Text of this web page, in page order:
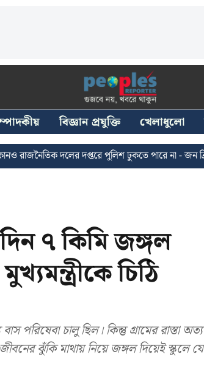
বিজ্ঞান প্রযুক্তি খেলাধুলো
দলের দপ্তরে পুলিশ ঢুকতে পারে না - জন ব্রিটাস
৭ কিমি জঙ্গল
চিঠি
চালু ছিল। কিন্তু গ্রামের রাস্তা
ঝুঁকি মাথায় নিয়ে জঙ্গল দিয়েই স্কুলে